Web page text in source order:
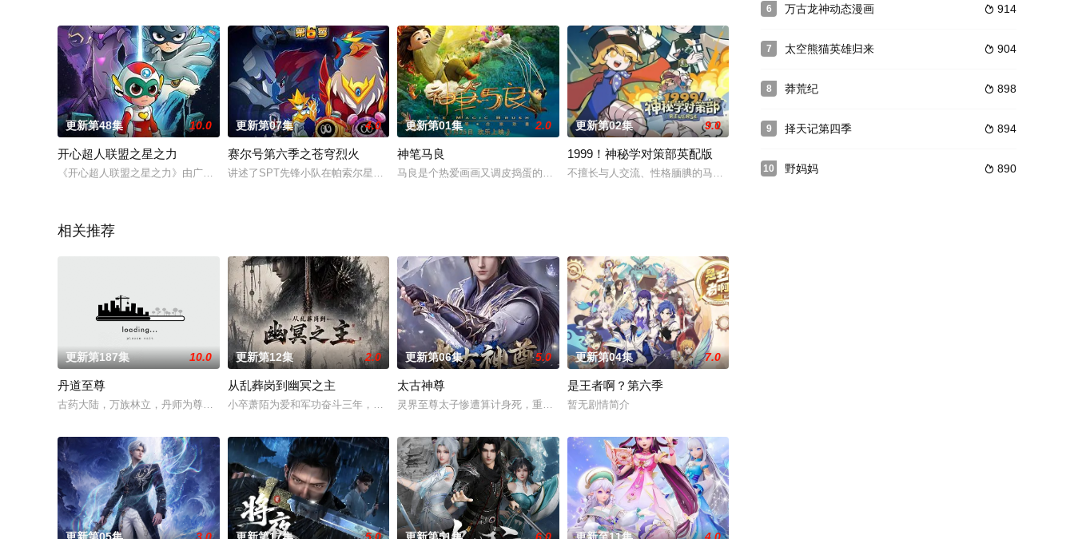
更新第48集 10.0
开心超人联盟之星之力
《开心超人联盟之星之力》由广东明星创意动画有限公司制作，已经在2020年2月全国国产电视动画片制作备案公示剧目公布，预
更新第07集 4.0
赛尔号第六季之苍穹烈火
讲述了SPT先锋小队在帕索尔星帮助麒麟夺回火之翼，麒麟告诉SPT先锋小队去巨石星卡图冈之门自然会找到无尽能源的答案，S
更新第01集 2.0
神笔马良
马良是个热爱画画又调皮捣蛋的孩子,生活在一个叫”百花村”的村庄.有一天这里平静的生活被一阵隆隆的炮声打破，一个贪婪又凶
更新第02集 9.0
1999！神秘学对策部英配版
不擅长与人交流、性格腼腆的马库斯在一场乌龙中意外成为了“神秘学事件对策部”的负责人。面对星锑、兔毛
相关推荐
更新第187集 10.0
丹道至尊
古药大陆，万族林立，丹师为尊，阴阳丹神苏北皇为炼神丹耗尽心血却被红颜暗算，与丹药融为一体隐藏百年。百年后，其子孙苏北天
更新第12集 2.0
从乱葬岗到幽冥之主
小卒萧陌为爱和军功奋斗三年，却被恋人柳莺儿与将军之子赵昊联手背叛，残忍杀害后抛尸乱葬岗。濒死之际，他唤醒了上古魔刀“幽
更新第06集 5.0
太古神尊
灵界至尊太子惨遭算计身死，重生跌落凡尘沦为底层杂役！身怀绝世造化神丹与逆天功法，仅凭一柄锈剑掀翻整片武道世界。双武魂同
更新第04集 7.0
是王者啊？第六季
暂无剧情简介
6  914
万古龙神动态漫画
7  904
太空熊猫英雄归来
8  898
莽荒纪
9  894
择天记第四季
10  890
野妈妈